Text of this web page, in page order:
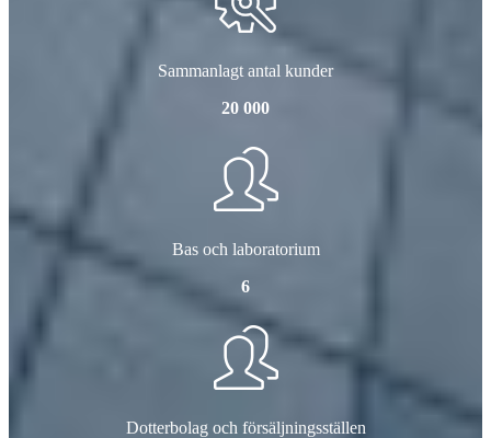
Sammanlagt antal kunder
20 000
Bas och laboratorium
6
Dotterbolag och försäljningsställen